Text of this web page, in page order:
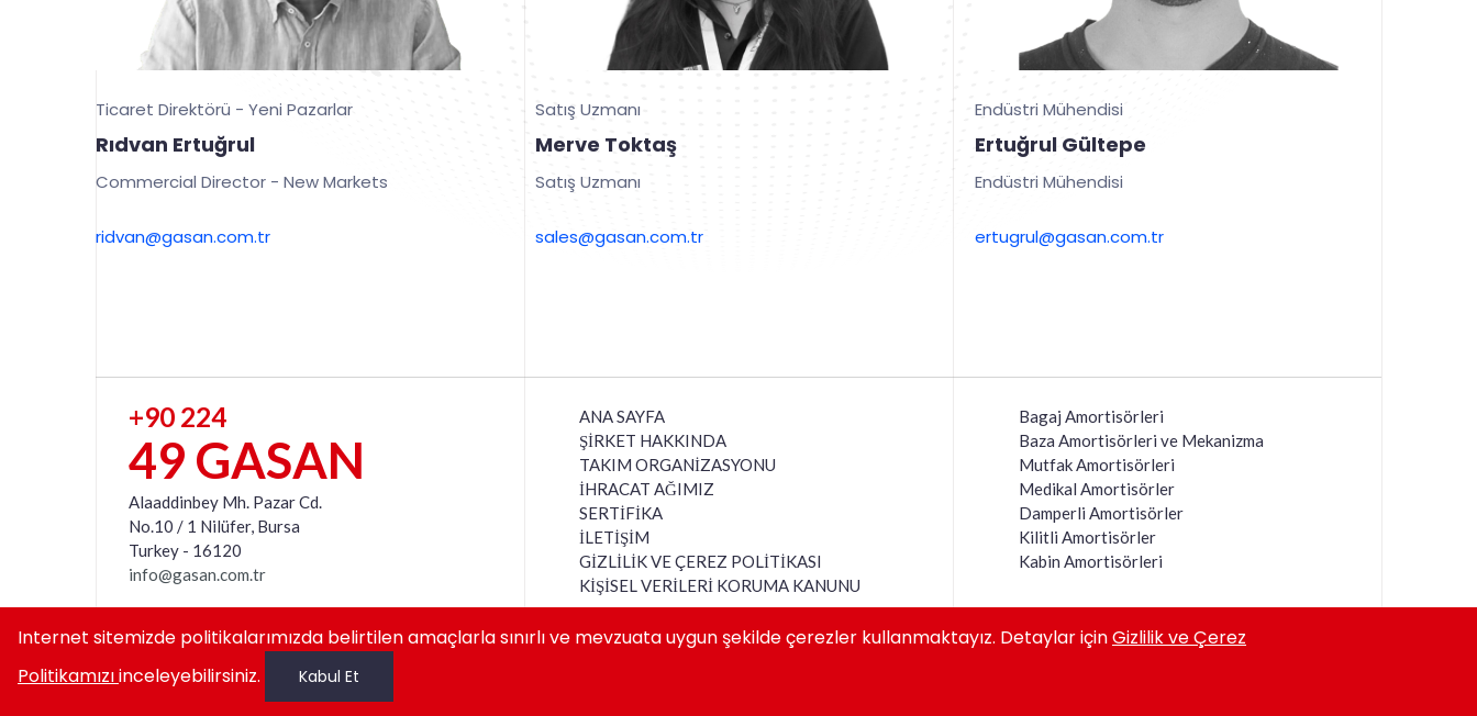
Ticaret Direktörü - Yeni Pazarlar
Rıdvan Ertuğrul
Commercial Director - New Markets
ridvan@gasan.com.tr
Satış Uzmanı
Merve Toktaş
Satış Uzmanı
sales@gasan.com.tr
Endüstri Mühendisi
Ertuğrul Gültepe
Endüstri Mühendisi
ertugrul@gasan.com.tr
+90 224
49 GASAN
Alaaddinbey Mh. Pazar Cd.
No.10 / 1 Nilüfer, Bursa
Turkey - 16120
info@gasan.com.tr
ANA SAYFA
ŞİRKET HAKKINDA
TAKIM ORGANİZASYONU
İHRACAT AĞIMIZ
SERTİFİKA
İLETİŞİM
GİZLİLİK VE ÇEREZ POLİTİKASI
KİŞİSEL VERİLERİ KORUMA KANUNU
Bagaj Amortisörleri
Baza Amortisörleri ve Mekanizma
Mutfak Amortisörleri
Medikal Amortisörler
Damperli Amortisörler
Kilitli Amortisörler
Kabin Amortisörleri
Copyright © GASAN Tüm hakları saklıdır
Internet sitemizde politikalarımızda belirtilen amaçlarla sınırlı ve mevzuata uygun şekilde çerezler kullanmaktayız. Detaylar içinGizlilik ve Çerez
Politikamızıinceleyebilirsiniz. Kabul Et